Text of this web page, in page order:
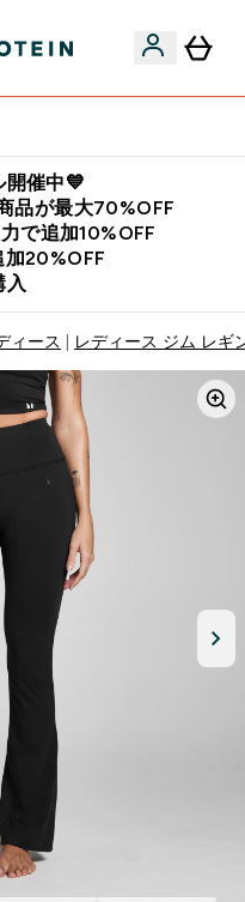
開催中💙
品が最大70%OFF
で追加10%OFF
加20%OFF
入
ィース レディース ジム レギ